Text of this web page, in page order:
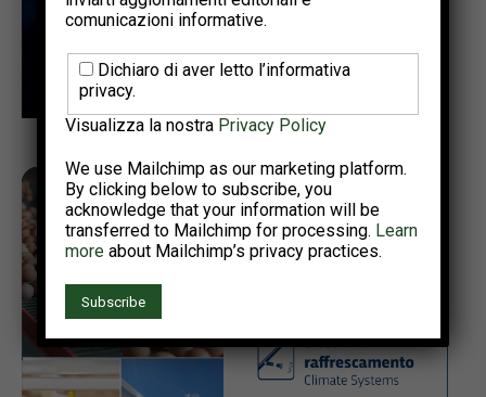
comunicazioni informative.
Dichiaro di aver letto l’informativa
privacy.
Visualizza la nostra Privacy Policy
We use Mailchimp as our marketing platform.
By clicking below to subscribe, you
acknowledge that your information will be
transferred to Mailchimp for processing. Learn
more about Mailchimp’s privacy practices.